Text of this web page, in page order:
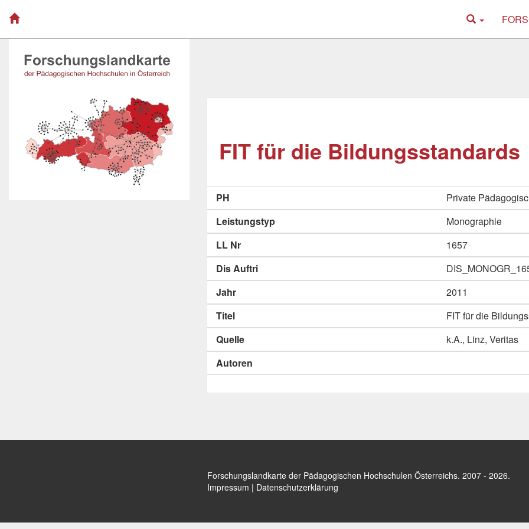
FIT für die Bildungsstandards
PH
Private
Leistungstyp
Monographie
LL Nr
1657
Dis Auftri
Jahr
2011
Titel
FIT für die
Quelle
k.A., Linz, Veritas
Autoren
Forschungslandkarte der Pädagogischen Hochschulen Österreichs. 2007 - 2026.
Impressum | Datenschutzerklärung